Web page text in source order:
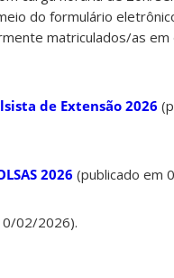
do formulário
matriculados/as em
de Extensão 2026
2026 (publicado em
02/2026).